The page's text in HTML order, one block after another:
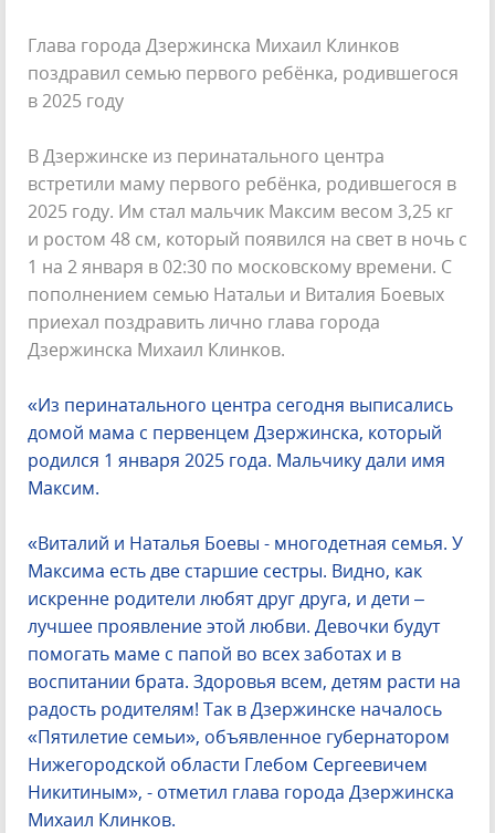
Глава города Дзержинска Михаил Клинков
поздравил семью первого ребёнка, родившегося
в 2025 году
В Дзержинске из перинатального центра
встретили маму первого ребёнка, родившегося в
2025 году. Им стал мальчик Максим весом 3,25 кг
и ростом 48 см, который появился на свет в ночь с
1 на 2 января в 02:30 по московскому времени. С
пополнением семью Натальи и Виталия Боевых
приехал поздравить лично глава города
Дзержинска Михаил Клинков.
«Из перинатального центра сегодня выписались
домой мама с первенцем Дзержинска, который
родился 1 января 2025 года. Мальчику дали имя
Максим.
«Виталий и Наталья Боевы - многодетная семья. У
Максима есть две старшие сестры. Видно, как
искренне родители любят друг друга, и дети –
лучшее проявление этой любви. Девочки будут
помогать маме с папой во всех заботах и в
воспитании брата. Здоровья всем, детям расти на
радость родителям! Так в Дзержинске началось
«Пятилетие семьи», объявленное губернатором
Нижегородской области Глебом Сергеевичем
Никитиным», - отметил глава города Дзержинска
Михаил Клинков.